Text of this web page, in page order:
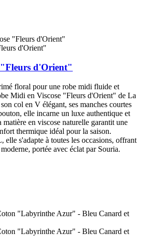
"Fleurs d'Orient"
floral pour une robe midi fluide et
Midi en Viscose "Fleurs d'Orient" de La
col en V élégant, ses manches courtes
elle incarne un luxe authentique et
en viscose naturelle garantit une
thermique idéal pour la saison.
s'adapte à toutes les occasions, offrant
portée avec éclat par Souria.